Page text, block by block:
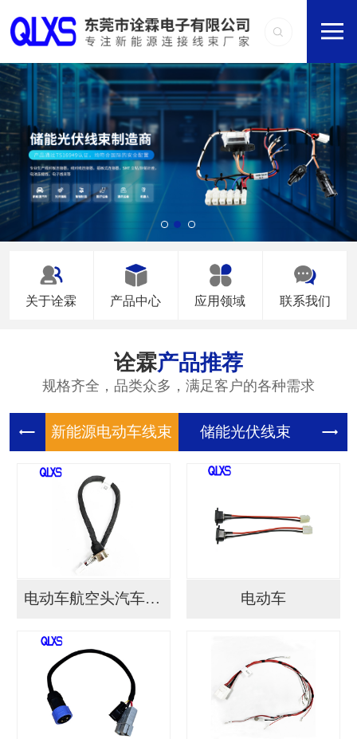
关于诠霖 产品中心 应用领域 联系我们
诠霖产品推荐
规格齐全，品类众多，满足客户的各种需求
新能源电 储能光伏
电动车航空头汽车连接... 电动车